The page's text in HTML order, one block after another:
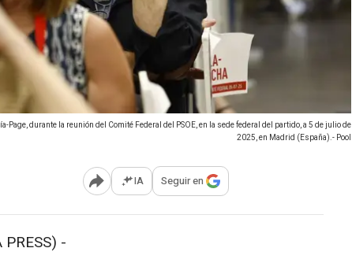
durante la reunión del Comité Federal del PSOE, en la sede federal del partido, a 5 de julio de
2025, en Madrid (España).- Pool
Abrir opciones para compartir
IA Seguir en
PRESS) -